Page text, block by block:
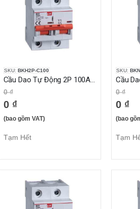
SKU: BKH2P-C100
Cầu Dao Tự Động 2P 100A 10KA
0 ₫
0 ₫
(bao gồm VAT)
Tạm Hết
SKU:
0 ₫
0 ₫
(bao
Tạm